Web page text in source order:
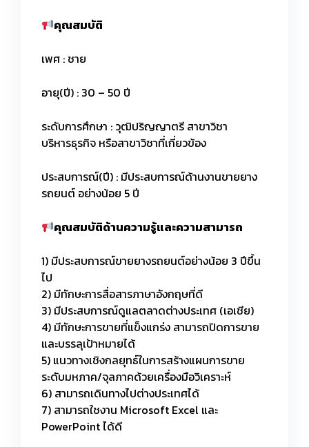
คุณสมบัติ
เพศ : ชาย
อายุ(ปี) : 30 – 50 ปี
ระดับการศึกษา : วุฒิปริญญาตรี สาขาวิชา
บริหารธุรกิจ หรือสาขาวิชาที่เกี่ยวข้อง
ประสบการณ์(ปี) : มีประสบการณ์ด้านงานขายยาง
รถยนต์ อย่างน้อย 5 ปี
คุณสมบัติด้านความรู้และความสามารถ
1) มีประสบการณ์ขายยางรถยนต์อย่างน้อย 3 ปีขึ้น
ไป
2) มีทักษะการสื่อสารภาษาอังกฤษที่ดี
3) มีประสบการณ์ดูแลตลาดต่างประเทศ (เอเชีย)
4) มีทักษะการขายที่แข็งแกร่ง สามารถปิดการขาย
และบรรลุเป้าหมายได้
5) แนวทางเชิงกลยุทธ์ในการสร้างแผนการขาย
ระดับมหภาค/จุลภาคด้วยเครื่องมือวิเคราะห์
6) สามารถเดินทางไปต่างประเทศได้
7) สามารถใชงาน Microsoft Excel และ
PowerPoint ได้ดี